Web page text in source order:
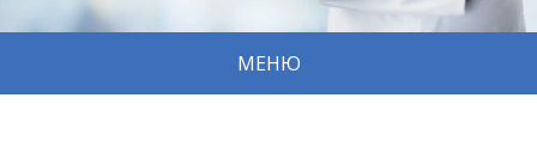
МЕНЮ